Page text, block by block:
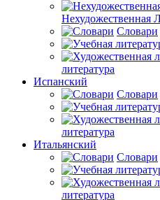
Нехудожественная
Словари
литература
Испанский
Словари
литература
Итальянский
Словари
литература